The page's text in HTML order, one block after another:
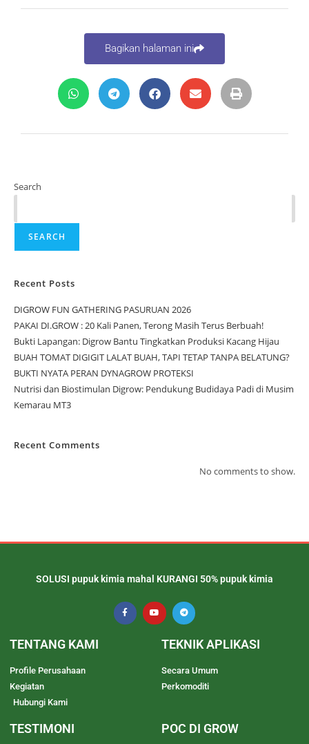
Bagikan halaman ini
Search
SEARCH
Recent Posts
DIGROW FUN GATHERING PASURUAN 2026
PAKAI DI.GROW : 20 Kali Panen, Terong Masih Terus Berbuah!
Bukti Lapangan: Digrow Bantu Tingkatkan Produksi Kacang Hijau
BUAH TOMAT DIGIGIT LALAT BUAH, TAPI TETAP TANPA BELATUNG?
BUKTI NYATA PERAN DYNAGROW PROTEKSI
Nutrisi dan Biostimulan Digrow: Pendukung Budidaya Padi di Musim
Kemarau MT3
Recent Comments
No comments to show.
SOLUSI pupuk kimia mahal KURANGI 50% pupuk kimia
TENTANG KAMI
Profile Perusahaan
Kegiatan
Hubungi Kami
TEKNIK APLIKASI
Secara Umum
Perkomoditi
TESTIMONI POC DI GROW